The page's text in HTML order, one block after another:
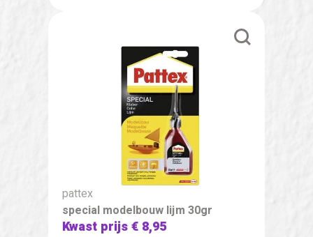
pattex
special modelbouw lijm 30gr
Kwast prijs€ 8,95